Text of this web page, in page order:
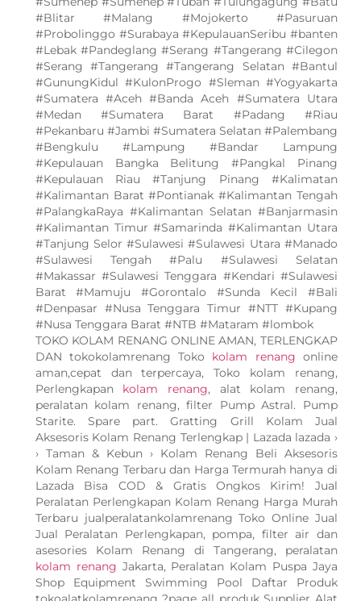
#Blitar #Malang #Mojokerto #Pasuruan
#Probolinggo #Surabaya #KepulauanSeribu #banten
#Lebak #Pandeglang #Serang #Tangerang #Cilegon
#Serang #Tangerang #Tangerang Selatan #Bantul
#GunungKidul #KulonProgo #Sleman #Yogyakarta
#Sumatera #Aceh #Banda Aceh #Sumatera Utara
#Medan #Sumatera Barat #Padang #Riau
#Pekanbaru #Jambi #Sumatera Selatan #Palembang
#Bengkulu #Lampung #Bandar Lampung
#Kepulauan Bangka Belitung #Pangkal Pinang
#Kepulauan Riau #Tanjung Pinang #Kalimatan
#Kalimantan Barat #Pontianak #Kalimantan Tengah
#PalangkaRaya #Kalimantan Selatan #Banjarmasin
#Kalimantan Timur #Samarinda #Kalimantan Utara
#Tanjung Selor #Sulawesi #Sulawesi Utara #Manado
#Sulawesi Tengah #Palu #Sulawesi Selatan
#Makassar #Sulawesi Tenggara #Kendari #Sulawesi
Barat #Mamuju #Gorontalo #Sunda Kecil #Bali
#Denpasar #Nusa Tenggara Timur #NTT #Kupang
#Nusa Tenggara Barat #NTB #Mataram #lombok
TOKO KOLAM RENANG ONLINE AMAN, TERLENGKAP
DAN tokokolamrenang Toko kolam renang online
aman,cepat dan terpercaya, Toko kolam renang,
Perlengkapan kolam renang, alat kolam renang,
peralatan kolam renang, filter Pump Astral. Pump
Starite. Spare part. Gratting Grill Kolam Jual
Aksesoris Kolam Renang Terlengkap | Lazada lazada ›
› Taman & Kebun › Kolam Renang Beli Aksesoris
Kolam Renang Terbaru dan Harga Termurah hanya di
Lazada Bisa COD & Gratis Ongkos Kirim! Jual
Peralatan Perlengkapan Kolam Renang Harga Murah
Terbaru jualperalatankolamrenang Toko Online Jual
Jual Peralatan Perlengkapan, pompa, filter air dan
asesories Kolam Renang di Tangerang, peralatan
kolam renang Jakarta, Peralatan Kolam Puspa Jaya
Shop Equipment Swimming Pool Daftar Produk